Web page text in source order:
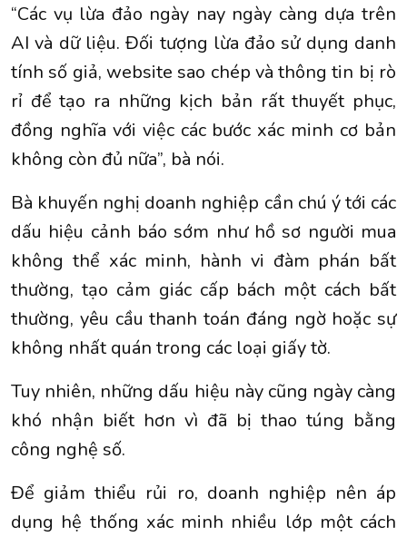
“Các vụ lừa đảo ngày nay ngày càng dựa trên
AI và dữ liệu. Đối tượng lừa đảo sử dụng danh
tính số giả, website sao chép và thông tin bị rò
rỉ để tạo ra những kịch bản rất thuyết phục,
đồng nghĩa với việc các bước xác minh cơ bản
không còn đủ nữa”, bà nói.
Bà khuyến nghị doanh nghiệp cần chú ý tới các
dấu hiệu cảnh báo sớm như hồ sơ người mua
không thể xác minh, hành vi đàm phán bất
thường, tạo cảm giác cấp bách một cách bất
thường, yêu cầu thanh toán đáng ngờ hoặc sự
không nhất quán trong các loại giấy tờ.
Tuy nhiên, những dấu hiệu này cũng ngày càng
khó nhận biết hơn vì đã bị thao túng bằng
công nghệ số.
Để giảm thiểu rủi ro, doanh nghiệp nên áp
dụng hệ thống xác minh nhiều lớp một cách